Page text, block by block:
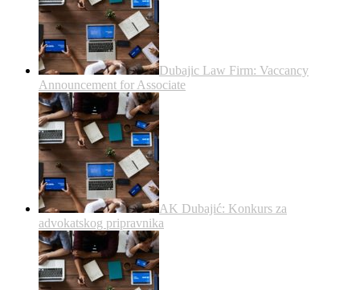
Dubajic Law Firm: Vaccancy
Announcement for Associate
AK Dubajić: Konkurs za
advokatskog pripravnika